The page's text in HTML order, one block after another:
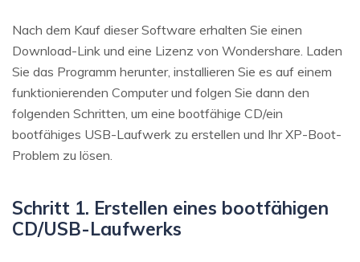
Nach dem Kauf dieser Software erhalten Sie einen
Download-Link und eine Lizenz von Wondershare. Laden
Sie das Programm herunter, installieren Sie es auf einem
funktionierenden Computer und folgen Sie dann den
folgenden Schritten, um eine bootfähige CD/ein
bootfähiges USB-Laufwerk zu erstellen und Ihr XP-Boot-
Problem zu lösen.
Schritt 1. Erstellen eines bootfähigen
CD/USB-Laufwerks